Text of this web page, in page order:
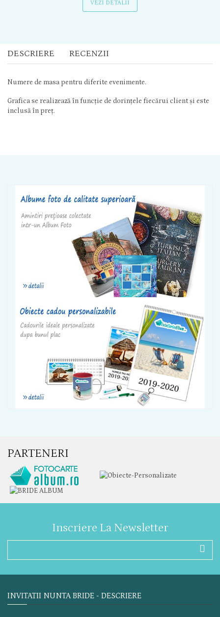
VEZI DETALII
DESCRIERE RECENZII
Numere de masa pentru diferite evenimente.
Grafica se realizează în funcție de dorințele fiecărui client și este
inclusă în preț.
PARTENERI
Inscriere La Newsletter
INVITATII NUNTA BRIDE - DESCRIERE